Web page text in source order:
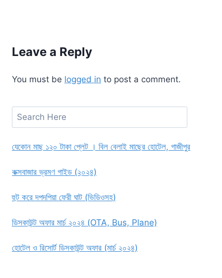
Leave a Reply
You must be logged in to post a comment.
Search
যেকোন মাছ ১২০ টাকা প্লেট । বিল বেলাই মাছের হোটেল, গাজীপুর
কক্সবাজার ভ্রমণ গাইড (২০২৪)
হুট করে দপদপিয়া ফেরী ঘাট (ভিডিওসহ)
ডিসকাউন্ট অফার মার্চ ২০২৪ (OTA, Bus, Plane)
হোটেল ও রিসোর্ট ডিসকাউন্ট অফার (মার্চ ২০২৪)